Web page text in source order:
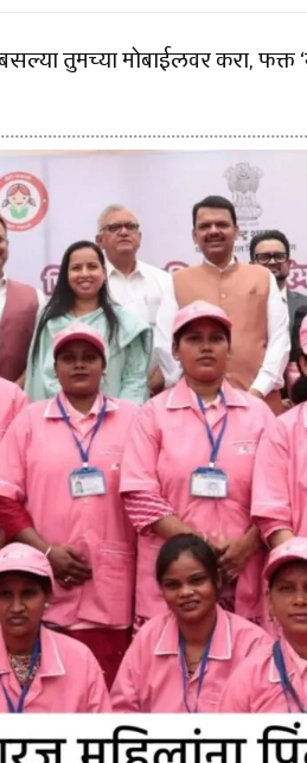
तुमच्या मोबाईलवर करा, फक्त